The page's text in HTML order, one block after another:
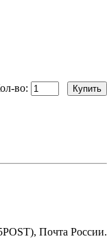
во:
Почта России.